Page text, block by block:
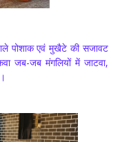
पोशाक एवं मुखैटे की सजावट
जब-जब मंगलियों में जाटवा,